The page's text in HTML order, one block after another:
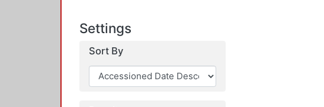
Settings
Sort By